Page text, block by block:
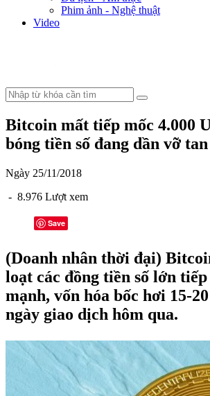
Phim ảnh - Nghệ thuật
Video
Bitcoin mất tiếp mốc 4.000
bóng tiền số đang dần vỡ tan
Ngày 25/11/2018
- 8.976 Lượt xem
Save
(Doanh nhân thời đại)
loạt các đồng tiền số lớn
mạnh, vốn hóa bốc hơi 15-
ngày giao dịch hôm qua.